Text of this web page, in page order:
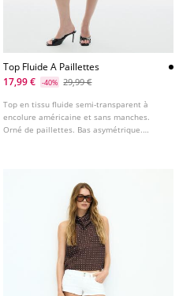
Top Fluide A Paillettes
17,99 €
-40% 29,99 €
Top en tissu fluide semi-transparent à
encolure américaine et sans manches.
Orné de paillettes. Bas asymétrique.